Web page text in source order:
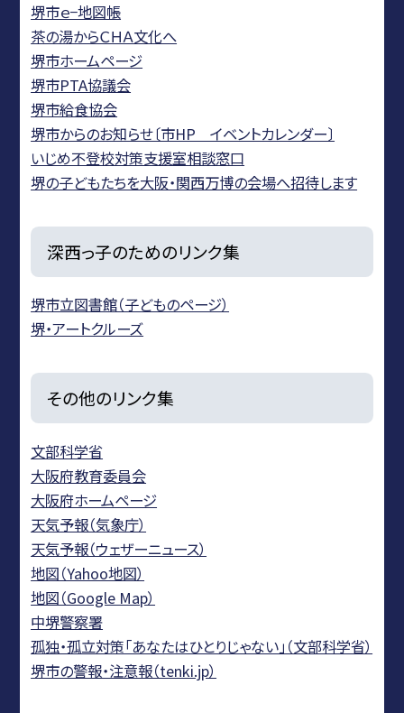
堺市ｅ−地図帳
茶の湯からＣＨＡ文化へ
堺市ホームページ
堺市PTA協議会
堺市給食協会
堺市からのお知らせ〔市HP イベントカレンダー〕
いじめ不登校対策支援室相談窓口
堺の子どもたちを大阪・関西万博の会場へ招待します
深西っ子のためのリンク集
堺市立図書館（子どものページ）
堺・アートクルーズ
その他のリンク集
文部科学省
大阪府教育委員会
大阪府ホームページ
天気予報（気象庁）
天気予報（ウェザーニュース）
地図（Yahoo地図）
地図（Google Map）
中堺警察署
孤独・孤立対策「あなたはひとりじゃない」（文部科学省）
堺市の警報・注意報（tenki.jp）